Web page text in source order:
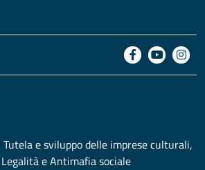
e sviluppo delle imprese culturali,
e Antimafia sociale